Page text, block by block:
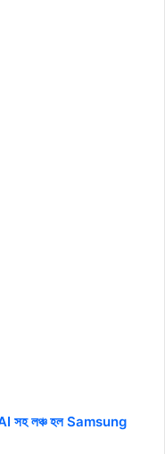
AI সহ লঞ্চ হল Samsung